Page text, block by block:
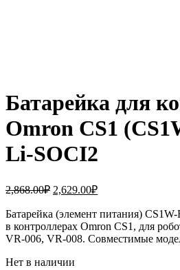
Батарейка для
Omron CS1
Li-SOCI2
2,868.00₽ Первоначальная
составляла
2,868.00₽.
2,629.00₽Текущая
2,629.00₽.
Батарейка (элемент питания)
в контроллерах Omron CS1, для
VR-006, VR-008. Совместимые
Нет в наличии